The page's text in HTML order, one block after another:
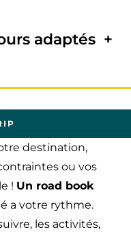
adaptés +
destination,
ou vos
! Un road book
a votre rythme.
les activités,